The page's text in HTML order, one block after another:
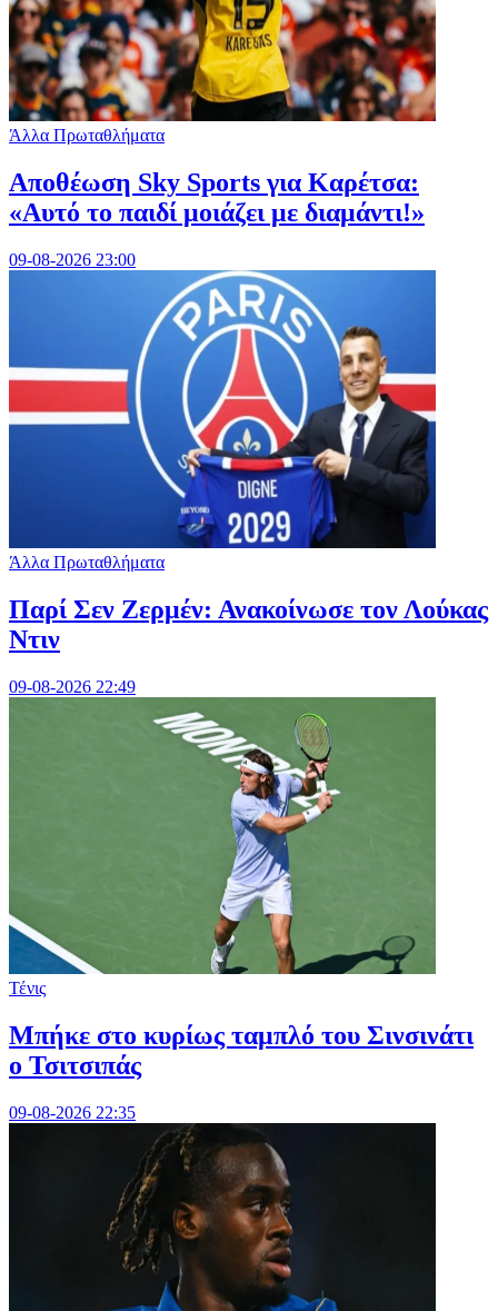
Άλλα Πρωταθλήματα
Αποθέωση Sky Sports για Καρέτσα:
«Αυτό το παιδί μοιάζει με διαμάντι!»
09-08-2026 23:00
Άλλα Πρωταθλήματα
Παρί Σεν Ζερμέν: Ανακοίνωσε τον Λούκας
Ντιν
09-08-2026 22:49
Τένις
Mπήκε στο κυρίως ταμπλό του Σινσινάτι
ο Τσιτσιπάς
09-08-2026 22:35